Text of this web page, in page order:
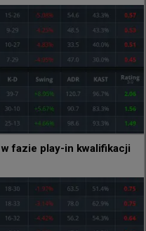
fazie play-in kwalifikacji